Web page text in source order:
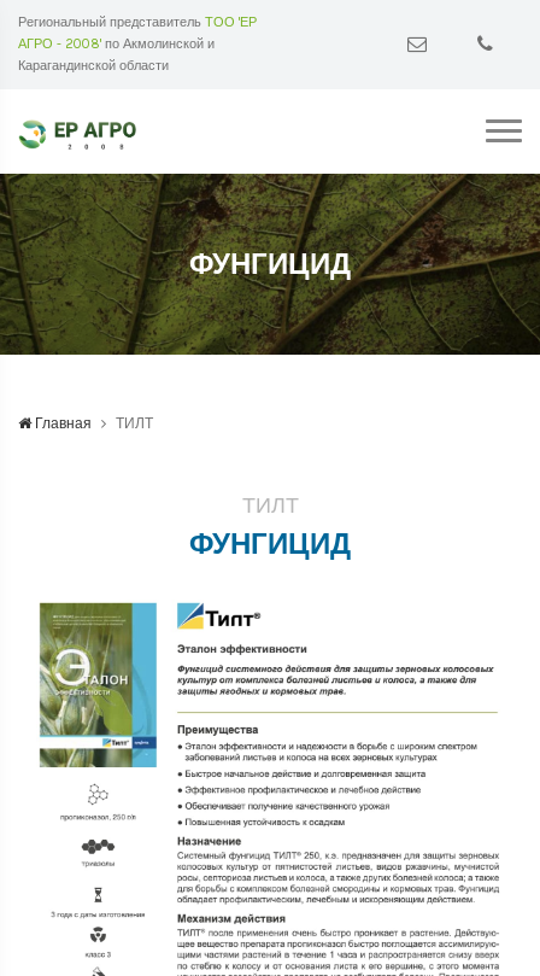
Региональный представитель ТОО 'ЕР
АГРО - 2008' по Акмолинской и
Карагандинской области
ФУНГИЦИД
Главная ТИЛТ
ТИЛТ
ФУНГИЦИД